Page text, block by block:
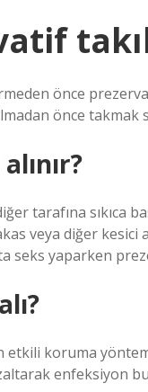
önce
önce takmak
tarafına sıkıca
veya diğer kesici
seks yaparken
koruma
enfeksiyon